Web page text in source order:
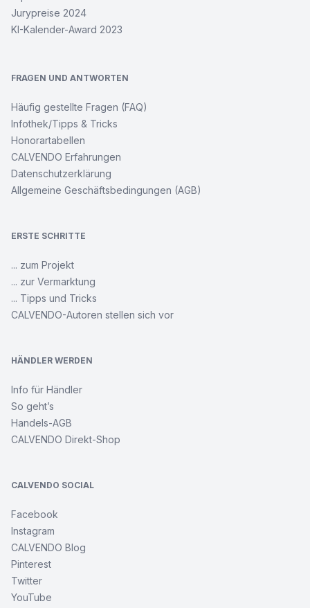
Jurypreise 2024
KI-Kalender-Award 2023
FRAGEN UND ANTWORTEN
Häufig gestellte Fragen (FAQ)
Infothek/Tipps & Tricks
Honorartabellen
CALVENDO Erfahrungen
Datenschutzerklärung
Allgemeine Geschäftsbedingungen (AGB)
ERSTE SCHRITTE
... zum Projekt
... zur Vermarktung
... Tipps und Tricks
CALVENDO-Autoren stellen sich vor
HÄNDLER WERDEN
Info für Händler
So geht’s
Handels-AGB
CALVENDO Direkt-Shop
CALVENDO SOCIAL
Facebook
Instagram
CALVENDO Blog
Pinterest
Twitter
YouTube